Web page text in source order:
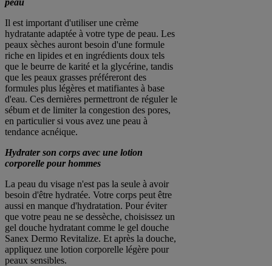
peau
Il est important d'utiliser une crème
hydratante adaptée à votre type de peau. Les
peaux sèches auront besoin d'une formule
riche en lipides et en ingrédients doux tels
que le beurre de karité et la glycérine, tandis
que les peaux grasses préféreront des
formules plus légères et matifiantes à base
d'eau. Ces dernières permettront de réguler le
sébum et de limiter la congestion des pores,
en particulier si vous avez une peau à
tendance acnéique.
Hydrater son corps avec une lotion
corporelle pour hommes
La peau du visage n'est pas la seule à avoir
besoin d'être hydratée. Votre corps peut être
aussi en manque d'hydratation. Pour éviter
que votre peau ne se dessèche, choisissez un
gel douche hydratant comme le gel douche
Sanex Dermo Revitalize. Et après la douche,
appliquez une lotion corporelle légère pour
peaux sensibles.